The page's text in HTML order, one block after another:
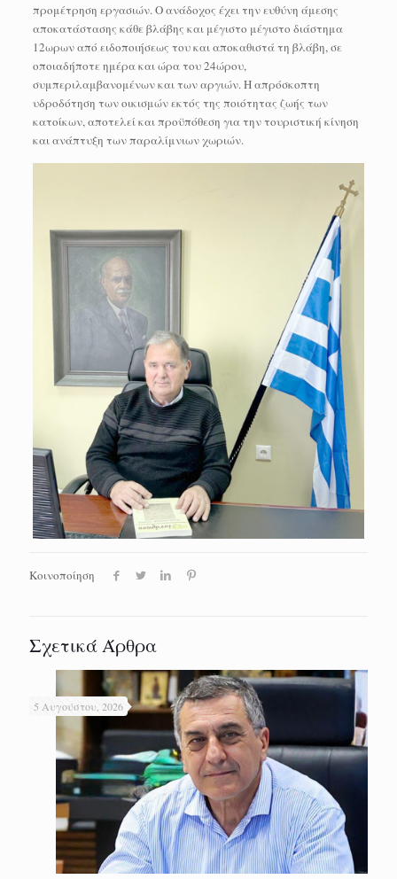
προμέτρηση εργασιών. Ο ανάδοχος έχει την ευθύνη άμεσης
αποκατάστασης κάθε βλάβης και μέγιστο μέγιστο διάστημα
12ωρων από ειδοποιήσεως του και αποκαθιστά τη βλάβη, σε
οποιαδήποτε ημέρα και ώρα του 24ώρου,
συμπεριλαμβανομένων και των αργιών. Η απρόσκοπτη
υδροδότηση των οικισμών εκτός της ποιότητας ζωής των
κατοίκων, αποτελεί και προϋπόθεση για την τουριστική κίνηση
και ανάπτυξη των παραλίμνιων χωριών.
Κοινοποίηση
Σχετικά Άρθρα
5 Αυγούστου, 2026